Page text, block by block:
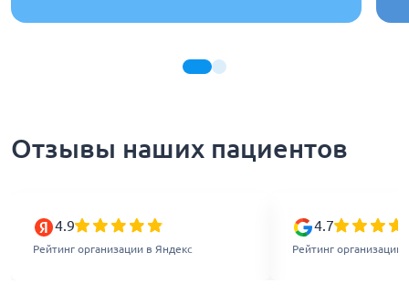
Отзывы наших пациентов
4.9
Рейтинг организации в Яндекс
4.7
Рейтинг организации